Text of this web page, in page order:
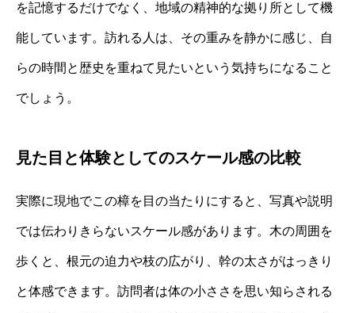
を記憶するだけでなく、地域の精神的な拠り所として機
能しています。訪れる人は、その重みを静かに感じ、自
らの時間と歴史を重ねて見たいという気持ちになること
でしょう。
見た目と体験としてのスケール感の比較
実際に現地でこの樟を目の当たりにすると、写真や説明
では伝わりきらないスケール感があります。木の周囲を
歩くと、根元の迫力や枝の広がり、幹の太さがはっきり
と体感できます。訪問者は体の小ささを思い知らされる